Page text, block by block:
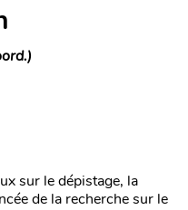
sur le dépistage, la
de la recherche sur le